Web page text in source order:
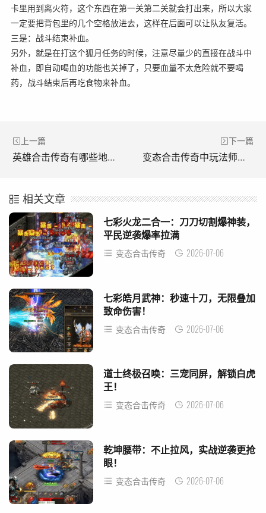
卡里用到离火符，这个东西在第一关第二关就会打出来，所以大家
一定要把背包里的几个空格放进去，这样在后面可以让队友复活。
三是：战斗结束补血。
另外，就是在打这个狐月任务的时候，注意尽量少的直接在战斗中
补血，即自动喝血的功能也关掉了，只要血量不太危险就不要喝
药，战斗结束后再吃食物来补血。
上一篇
英雄合击传奇有哪些地图不能使用随机卷轴？(《英雄进击传奇中哪些地图不能使用随机卷轴？)
下一篇
变态合击传奇中玩法师必须要学会的操作(《变形传奇战斗攻击》每个法师必学的操作)
相关文章
七彩火龙二合一：刀刀切割爆神装，
平民逆袭爆率拉满
变态合击传奇 2026-07-06
七彩皓月武神：秒速十刀，无限叠加
致命伤害！
变态合击传奇 2026-07-06
道士终极召唤：三宠同屏，解锁白虎
王！
变态合击传奇 2026-07-06
乾坤腰带：不止拉风，实战逆袭更抢
眼！
变态合击传奇 2026-07-06